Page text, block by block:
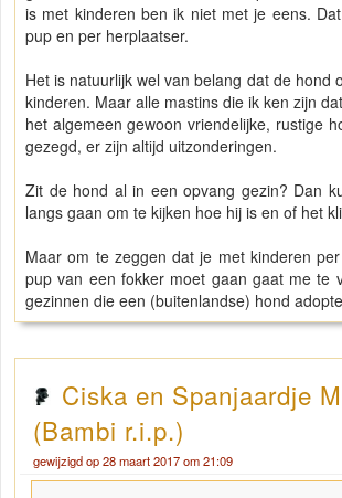
is met kinderen ben ik niet met je eens.
pup en per herplaatser.
Het is natuurlijk wel van belang dat de hond
kinderen. Maar alle mastins die ik ken zijn
het algemeen gewoon vriendelijke, rustige
gezegd, er zijn altijd uitzonderingen.
Zit de hond al in een opvang gezin? Dan
langs gaan om te kijken hoe hij is en of het
Maar om te zeggen dat je met kinderen
pup van een fokker moet gaan gaat me te
gezinnen die een (buitenlandse) hond
Ciska en Spanjaardje
(Bambi r.i.p.)
gewijzigd op 28 maart 2017 om 21:09